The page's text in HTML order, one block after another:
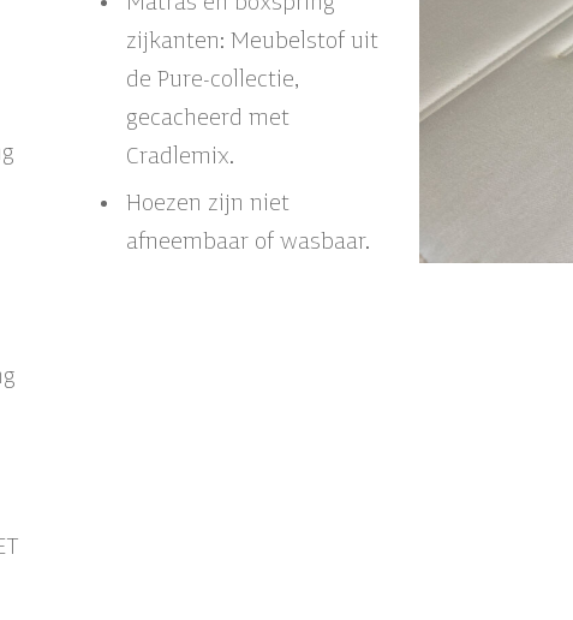
zijkanten: Meubelstof uit
de Pure-collectie,
gecacheerd met
Cradlemix.
Hoezen zijn niet
afneembaar of wasbaar.